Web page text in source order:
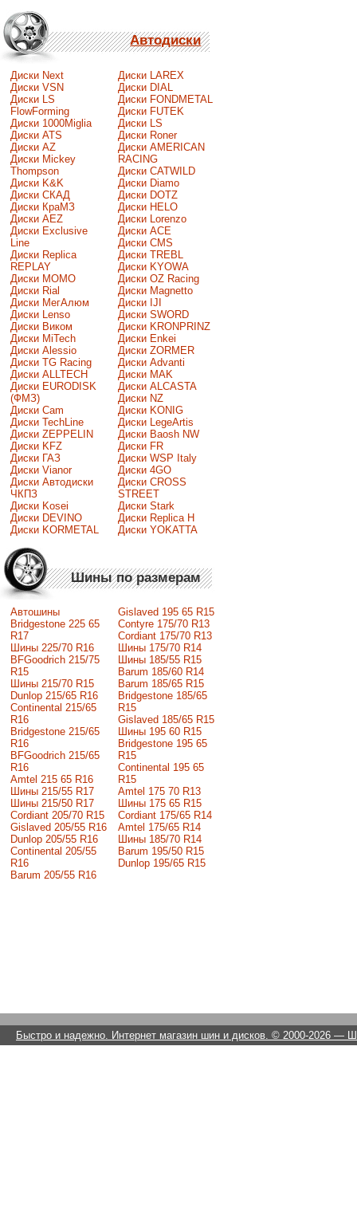
Автодиски
Диски Next
Диски VSN
Диски LS
FlowForming
Диски 1000Miglia
Диски ATS
Диски AZ
Диски Mickey
Thompson
Диски K&K
Диски СКАД
Диски КраМЗ
Диски AEZ
Диски Exclusive
Line
Диски Replica
REPLAY
Диски MOMO
Диски Rial
Диски МегАлюм
Диски Lenso
Диски Виком
Диски MiTech
Диски Alessio
Диски TG Racing
Диски ALLTECH
Диски EURODISK
(ФМЗ)
Диски Cam
Диски TechLine
Диски ZEPPELIN
Диски KFZ
Диски ГАЗ
Диски Vianor
Диски Автодиски
ЧКПЗ
Диски Kosei
Диски DEVINO
Диски KORMETAL
Диски LAREX
Диски DIAL
Диски FONDMETAL
Диски FUTEK
Диски LS
Диски Roner
Диски AMERICAN
RACING
Диски CATWILD
Диски Diamo
Диски DOTZ
Диски HELO
Диски Lorenzo
Диски ACE
Диски CMS
Диски TREBL
Диски KYOWA
Диски OZ Racing
Диски Magnetto
Диски IJI
Диски SWORD
Диски KRONPRINZ
Диски Enkei
Диски ZORMER
Диски Advanti
Диски MAK
Диски ALCASTA
Диски NZ
Диски KONIG
Диски LegeArtis
Диски Baosh NW
Диски FR
Диски WSP Italy
Диски 4GO
Диски CROSS
STREET
Диски Stark
Диски Replica H
Диски YOKATTA
Шины по размерам
Автошины
Bridgestone 225 65
R17
Шины 225/70 R16
BFGoodrich 215/75
R15
Шины 215/70 R15
Dunlop 215/65 R16
Continental 215/65
R16
Bridgestone 215/65
R16
BFGoodrich 215/65
R16
Amtel 215 65 R16
Шины 215/55 R17
Шины 215/50 R17
Сordiant 205/70 R15
Gislaved 205/55 R16
Dunlop 205/55 R16
Continental 205/55
R16
Barum 205/55 R16
Gislaved 195 65 R15
Contyre 175/70 R13
Cordiant 175/70 R13
Шины 175/70 R14
Шины 185/55 R15
Barum 185/60 R14
Barum 185/65 R15
Bridgestone 185/65
R15
Gislaved 185/65 R15
Шины 195 60 R15
Bridgestone 195 65
R15
Continental 195 65
R15
Amtel 175 70 R13
Шины 175 65 R15
Cordiant 175/65 R14
Amtel 175/65 R14
Шины 185/70 R14
Barum 195/50 R15
Dunlop 195/65 R15
Быстро и надежно. Интернет магазин шин и дисков. © 2000-2026 —